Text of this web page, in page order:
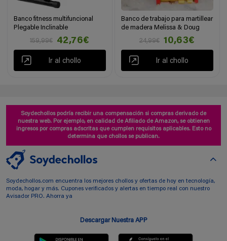
Banco fitness multifuncional
Plegable Inclinable
159,99€
42,76€
Ir al chollo
Banco de trabajo para martillear
de madera Melissa & Doug
24,99€
10,63€
Ir al chollo
Soydechollos podría recibir una compensación si compras derivado de
nuestra web. Por ejemplo, en calidad de Afiliado de Amazon, se obtienen
ingresos por compras adscritas que cumplen requisitos aplicables. Esto no
determina que chollos se publican.
Soydechollos.com encuentra los mejores chollos y ofertas de hoy en tecnología,
moda, hogar y más. Cupones verificados y alertas en tiempo real con nuestro
Avisador PRO. Ahorra ya
Descargar Nuestra APP